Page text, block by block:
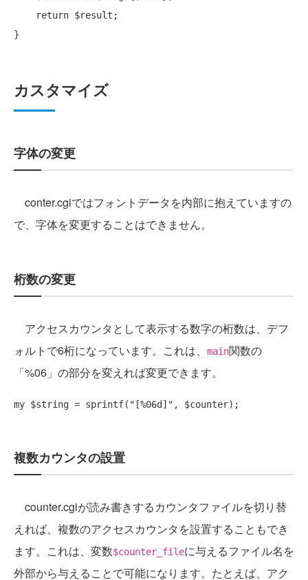
return $result;
カスタマイズ
字体の変更
conter.cgiではフォントデータを内部に抱えていますの
で、字体を変更することはできません。
桁数の変更
アクセスカウンタとして表示する数字の桁数は、デフ
ォルトで6桁になっています。これは、
main関数の
「%06」の部分を変えれば変更できます。
my $string = sprintf( "[%06d]"
複数カウンタの設置
counter.cgiが読み書きするカウンタファイルを切り替
えれば、複数のアクセスカウンタを設置することもでき
ます。これは、変数$counter_fileに与えるファイル名を
外部から与えることで可能になります。たとえば、アク